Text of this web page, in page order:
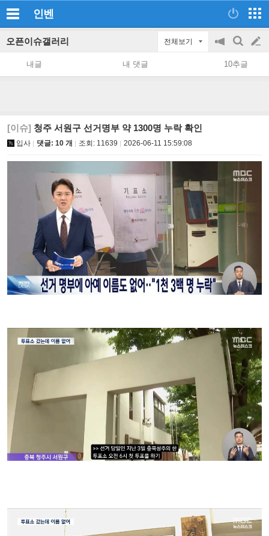
인벤
오픈이슈갤러리 전체보기
공
지
on/off
검
색
글
쓰
내글 내 댓글 10추글
[이슈] 청주 서원구 선거명부 약 1300명 누락 확인
입사 댓글: 10 개 조회: 11639 2026-06-11 15:59:08